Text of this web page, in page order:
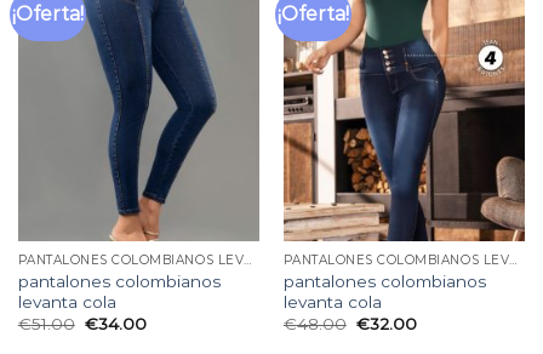
¡Oferta!
deseos
PANTALONES COLOMBIANOS LEVANTA COLA
pantalones colombianos
levanta cola
€51.00 €34.00
¡Oferta!
Añadir
a la
lista
de
deseos
PANTALONES COLOMBIANOS LEVANTA COLA
pantalones colombianos
levanta cola
€48.00 €32.00